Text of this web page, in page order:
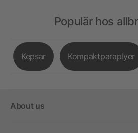
Populär hos
Kepsar Kompaktparaplyer
About us